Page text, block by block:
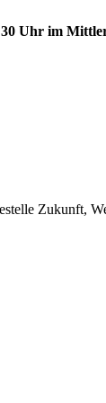
Uhr im
Zukunft,